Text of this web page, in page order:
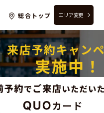
アーキホームライフの不動産
総合トップ エリア変更